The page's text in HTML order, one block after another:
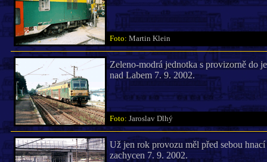
Foto: Martin Klein
Zeleno-modrá jednotka s provizorně do
nad Labem 7. 9. 2002.
Foto: Jaroslav Dlhý
Už jen rok provozu měl před sebou
zachycen 7. 9. 2002.